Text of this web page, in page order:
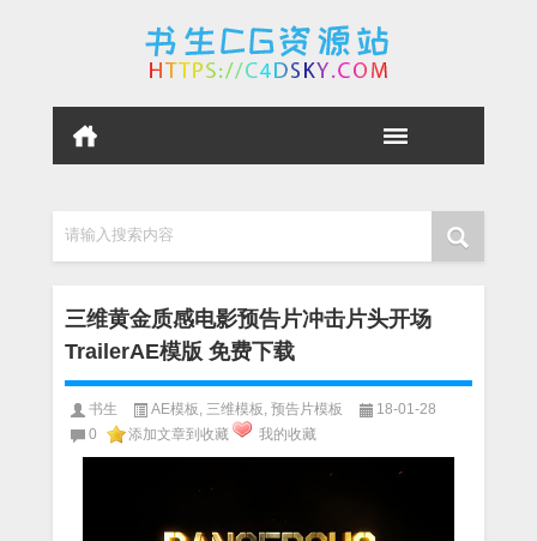
请输入搜索内容
三维黄金质感电影预告片冲击片头开场
TrailerAE模版 免费下载
书生 AE模板 三维模板 预告片模板
18-01-28
0
添加文章到收藏 我的收藏